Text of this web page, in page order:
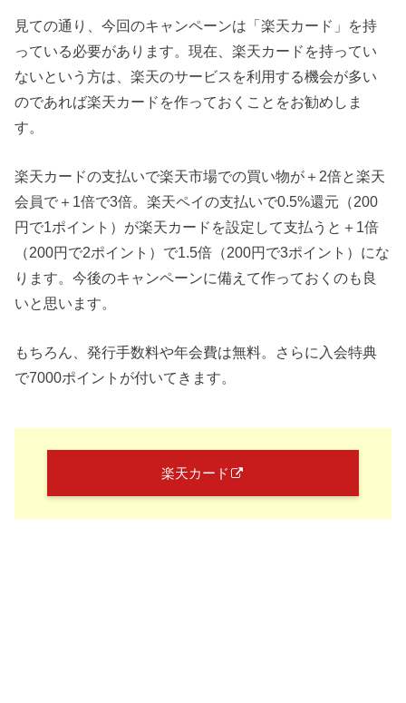
見ての通り、今回のキャンペーンは「楽天カード」を持
っている必要があります。現在、楽天カードを持ってい
ないという方は、楽天のサービスを利用する機会が多い
のであれば楽天カードを作っておくことをお勧めしま
す。
楽天カードの支払いで楽天市場での買い物が＋2倍と楽天
会員で＋1倍で3倍。楽天ペイの支払いで0.5%還元（200
円で1ポイント）が楽天カードを設定して支払うと＋1倍
（200円で2ポイント）で1.5倍（200円で3ポイント）にな
ります。今後のキャンペーンに備えて作っておくのも良
いと思います。
もちろん、発行手数料や年会費は無料。さらに入会特典
で7000ポイントが付いてきます。
楽天カード